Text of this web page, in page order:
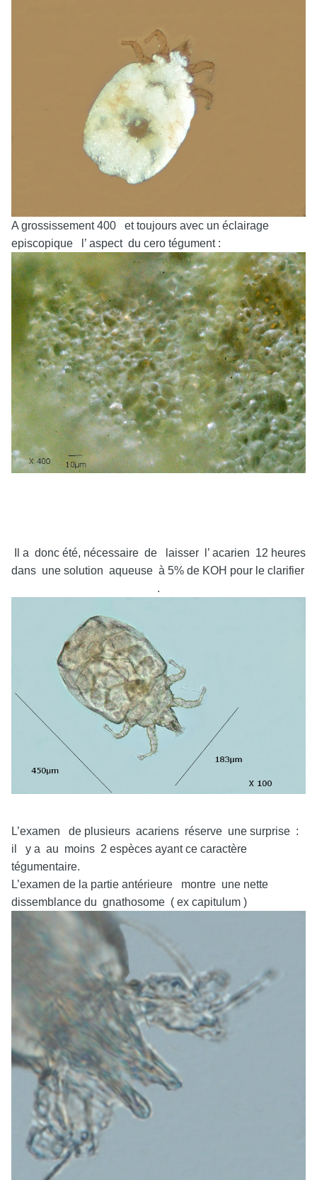
A grossissement 400 et toujours avec un éclairage
episcopique l’ aspect du cero tégument :
Il a donc été, nécessaire de laisser l’ acarien 12 heures
dans une solution aqueuse à 5% de KOH pour le clarifier
.
L’examen de plusieurs acariens réserve une surprise :
il y a au moins 2 espèces ayant ce caractère
tégumentaire.
L’examen de la partie antérieure montre une nette
dissemblance du gnathosome ( ex capitulum )